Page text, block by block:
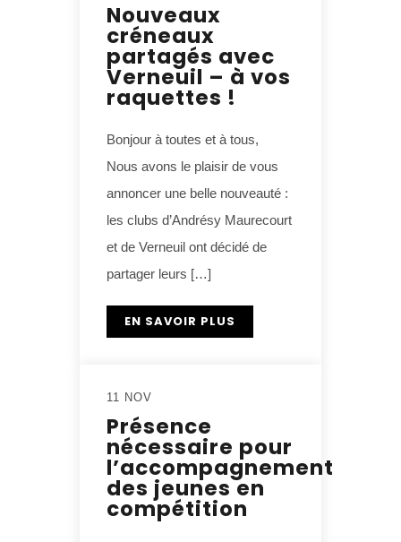
Nouveaux
créneaux
partagés avec
Verneuil – à vos
raquettes !
Bonjour à toutes et à tous,
Nous avons le plaisir de vous
annoncer une belle nouveauté :
les clubs d’Andrésy Maurecourt
et de Verneuil ont décidé de
partager leurs […]
EN SAVOIR PLUS
11 NOV
Présence
nécessaire pour
l’accompagnement
des jeunes en
compétition